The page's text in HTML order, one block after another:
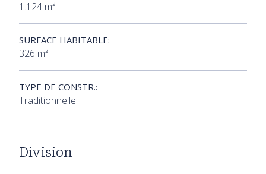
1.124 m²
SURFACE HABITABLE:
326 m²
TYPE DE CONSTR.:
Traditionnelle
Division